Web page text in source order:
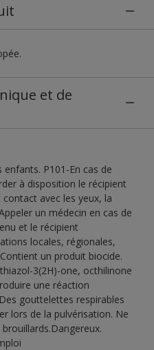
et de
P101-En cas de
à disposition le récipient
avec les yeux, la
un médecin en cas de
et le récipient
locales, régionales,
un produit biocide.
3(2H)-one, octhilinone
une réaction
gouttelettes respirables
lors de la pulvérisation. Ne